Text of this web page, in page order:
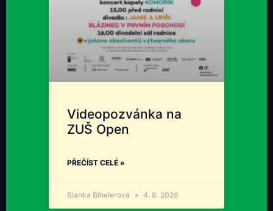
Videopozvánka na
ZUŠ Open
PŘEČÍST CELÉ »
Blanka Bihelerová 4. 6. 2026